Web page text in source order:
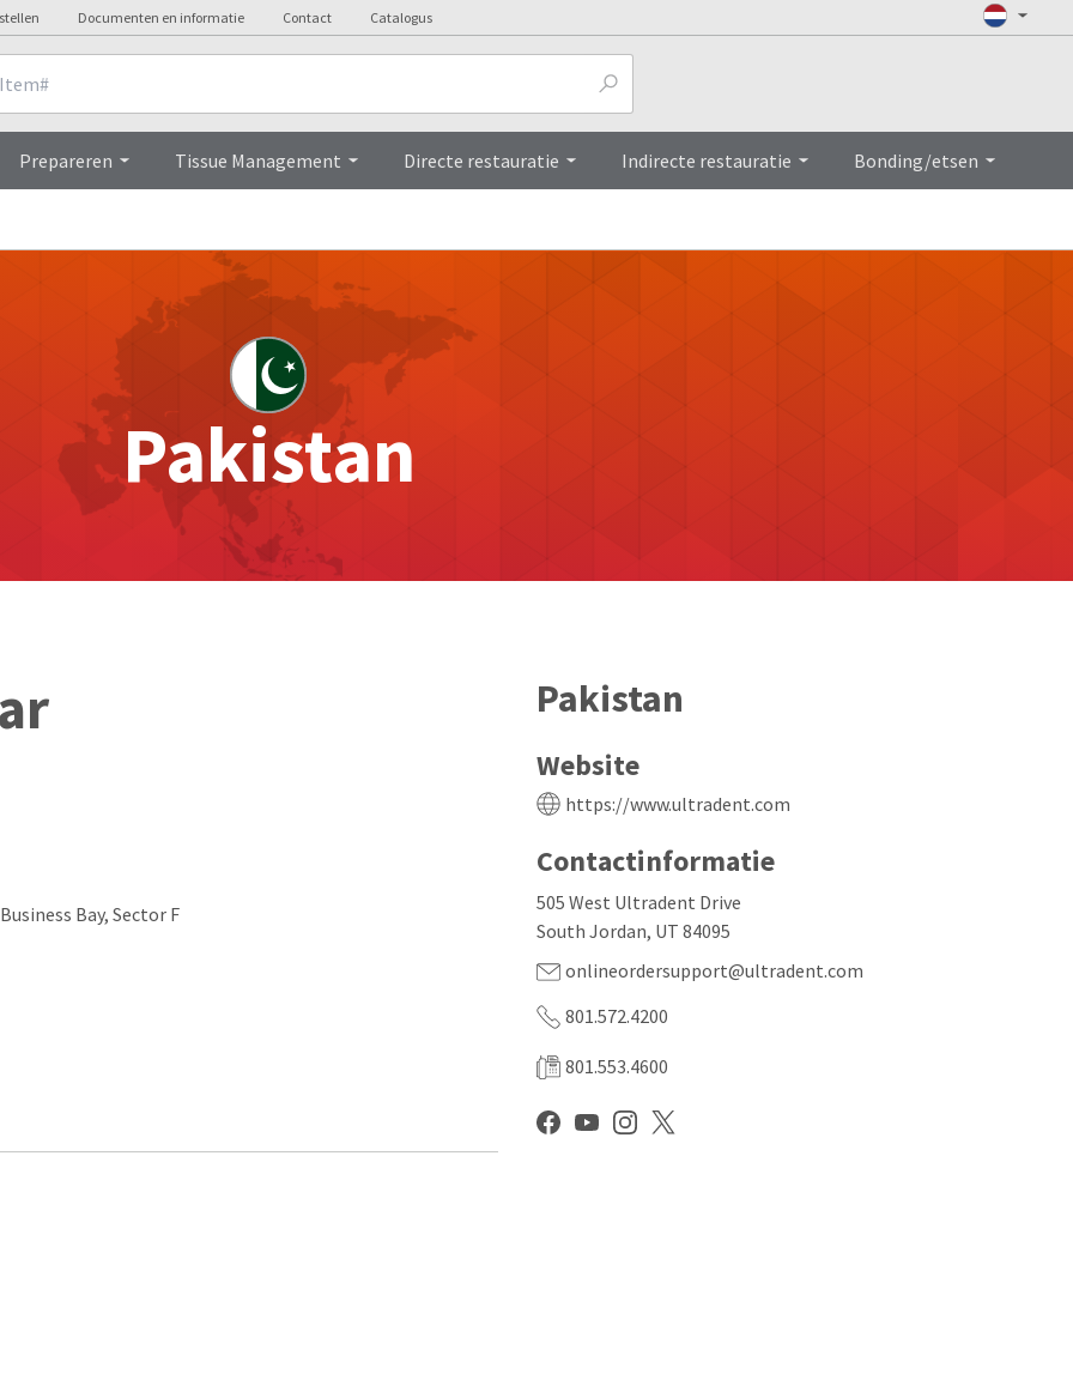
Documenten en informatie Contact Catalogus
Prepareren Tissue Management Directe restauratie Indirecte restauratie Bonding/etsen
Pakistan
Pakistan
Website
https://www.ultradent.com
Contactinformatie
505 West Ultradent Drive
South Jordan, UT 84095
onlineordersupport@ultradent.com
801.572.4200
801.553.4600
Bay, Sector F